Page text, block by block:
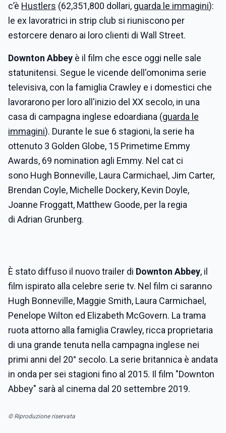
c’è Hustlers (62,351,800 dollari, guarda le immagini):
le ex lavoratrici in strip club si riuniscono per
estorcere denaro ai loro clienti di Wall Street.
Downton Abbey è il film che esce oggi nelle sale
statunitensi. Segue le vicende dell'omonima serie
televisiva, con la famiglia Crawley e i domestici che
lavorarono per loro all'inizio del XX secolo, in una
casa di campagna inglese edoardiana (guarda le
immagini). Durante le sue 6 stagioni, la serie ha
ottenuto 3 Golden Globe, 15 Primetime Emmy
Awards, 69 nomination agli Emmy. Nel cat ci
sono Hugh Bonneville, Laura Carmichael, Jim Carter,
Brendan Coyle, Michelle Dockery, Kevin Doyle,
Joanne Froggatt, Matthew Goode, per la regia
di Adrian Grunberg.
È stato diffuso il nuovo trailer di Downton Abbey, il
film ispirato alla celebre serie tv. Nel film ci saranno
Hugh Bonneville, Maggie Smith, Laura Carmichael,
Penelope Wilton ed Elizabeth McGovern. La trama
ruota attorno alla famiglia Crawley, ricca proprietaria
di una grande tenuta nella campagna inglese nei
primi anni del 20° secolo. La serie britannica è andata
in onda per sei stagioni fino al 2015. Il film "Downton
Abbey" sarà al cinema dal 20 settembre 2019.
© Riproduzione riservata